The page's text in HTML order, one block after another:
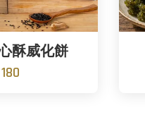
酥威化餅